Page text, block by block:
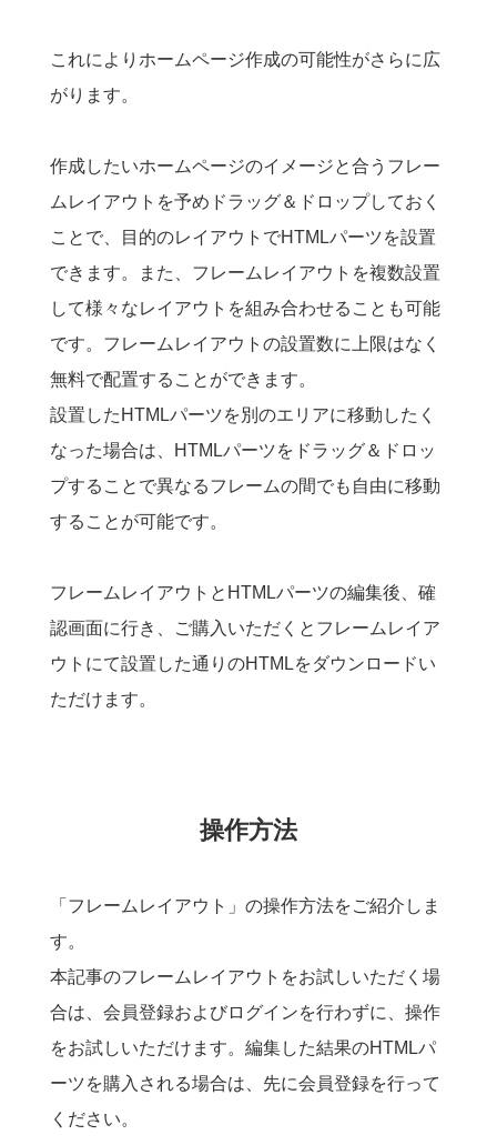
これによりホームページ作成の可能性がさらに広
がります。
作成したいホームページのイメージと合うフレー
ムレイアウトを予めドラッグ＆ドロップしておく
ことで、目的のレイアウトでHTMLパーツを設置
できます。また、フレームレイアウトを複数設置
して様々なレイアウトを組み合わせることも可能
です。フレームレイアウトの設置数に上限はなく
無料で配置することができます。
設置したHTMLパーツを別のエリアに移動したく
なった場合は、HTMLパーツをドラッグ＆ドロッ
プすることで異なるフレームの間でも自由に移動
することが可能です。
フレームレイアウトとHTMLパーツの編集後、確
認画面に行き、ご購入いただくとフレームレイア
ウトにて設置した通りのHTMLをダウンロードい
ただけます。
操作方法
「フレームレイアウト」の操作方法をご紹介しま
す。
本記事のフレームレイアウトをお試しいただく場
合は、会員登録およびログインを行わずに、操作
をお試しいただけます。編集した結果のHTMLパ
ーツを購入される場合は、先に会員登録を行って
ください。